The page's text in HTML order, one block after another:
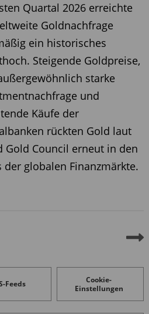
Quartal 2026 erreichte
Goldnachfrage
ein historisches
Steigende Goldpreise,
starke
und
Käufe der
rückten Gold laut
Gold Council erneut in den
der globalen Finanzmärkte.
Feeds
Cookie-
Einstellungen